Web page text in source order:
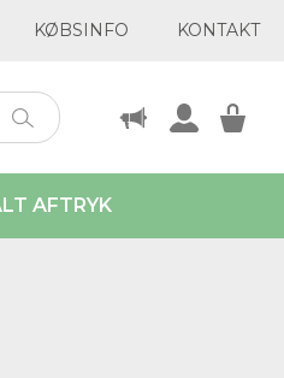
KØBSINFO KONTAKT
AFTRYK